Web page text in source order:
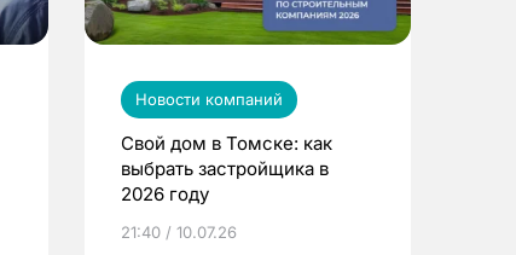
Новости компаний
Свой дом в Томске: как
выбрать застройщика в
2026 году
21:40 / 10.07.26